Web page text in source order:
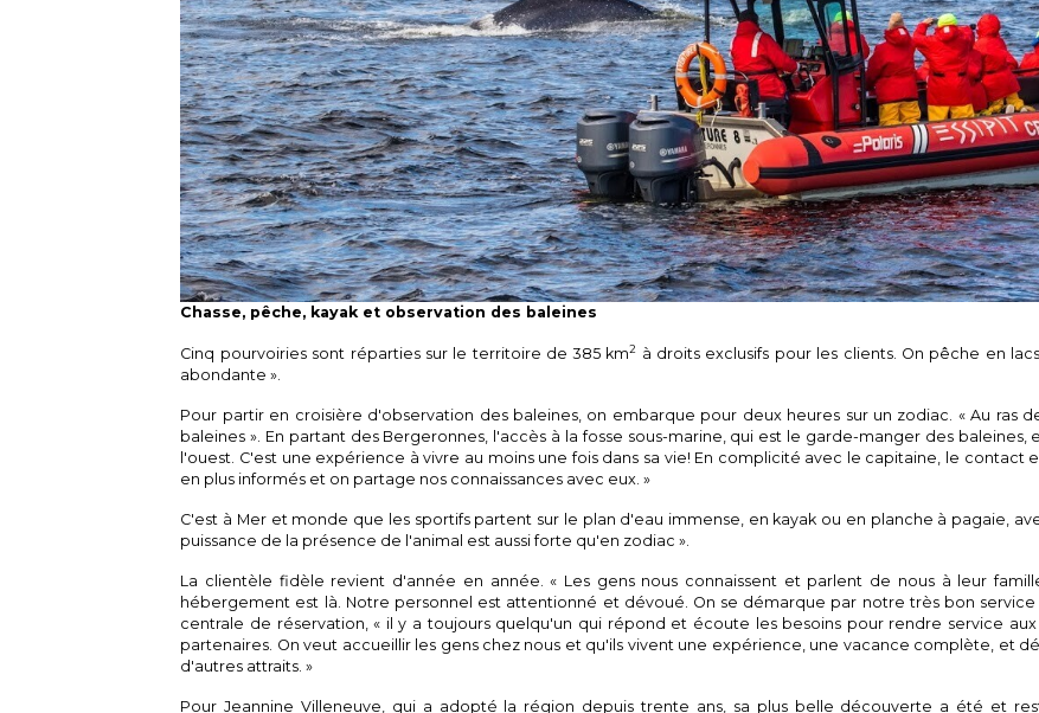
Chasse, pêche, kayak et observation des baleines
Cinq pourvoiries sont réparties sur le territoire de 385 km2
à droits exclusifs pour les clients. On pêche en
abondante ».
Pour partir en croisière d'observation des baleines, on embarque pour deux heures sur un zodiac. « Au ras
baleines ». En partant des Bergeronnes, l'accès à la fosse sous-marine, qui est le garde-manger des
l'ouest. C'est une expérience à vivre au moins une fois dans sa vie! En complicité avec le capitaine, le contact
en plus informés et on partage nos connaissances avec eux. »
C'est à Mer et monde que les sportifs partent sur le plan d'eau immense, en kayak ou en planche à pagaie,
puissance de la présence de l'animal est aussi forte qu'en zodiac ».
La clientèle fidèle revient d'année en année. « Les gens nous connaissent et parlent de nous à leur
hébergement est là. Notre personnel est attentionné et dévoué. On se démarque par notre très bon service
centrale de réservation, « il y a toujours quelqu'un qui répond et écoute les besoins pour rendre service
partenaires. On veut accueillir les gens chez nous et qu'ils vivent une expérience, une vacance complète, et
d'autres attraits. »
Pour Jeannine Villeneuve, qui a adopté la région depuis trente ans, sa plus belle découverte a été et